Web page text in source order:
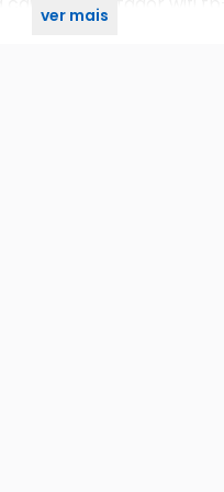
ver mais